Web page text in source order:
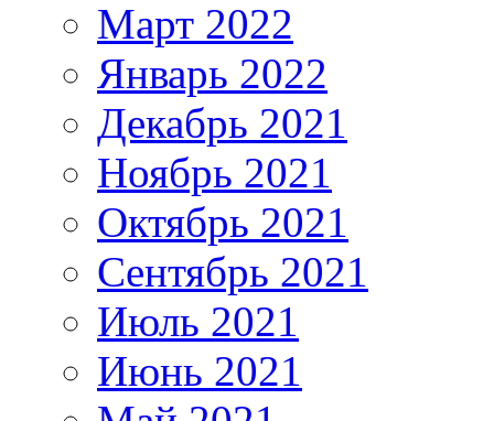
Март 2022
Январь 2022
Декабрь 2021
Ноябрь 2021
Октябрь 2021
Сентябрь 2021
Июль 2021
Июнь 2021